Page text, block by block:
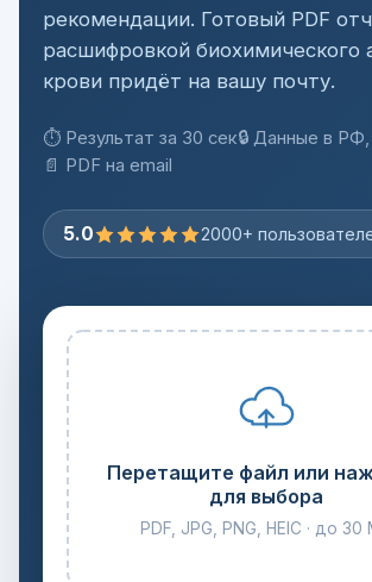
рекомендации. Готовый PDF
расшифровкой биохимического
крови придёт на вашу почту.
⏱ Результат за 30 сек🔒 Данные в
📄 PDF на email
5.0 2000+
Перетащите файл или
для выбора
PDF, JPG, PNG, HEIC · до 30